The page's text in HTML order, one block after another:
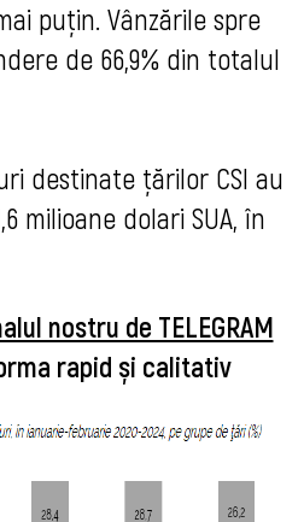
puțin. Vânzările spre
de 66,9% din totalul
destinate țărilor CSI au
milioane dolari SUA, în
nostru de TELEGRAM
rapid și calitativ